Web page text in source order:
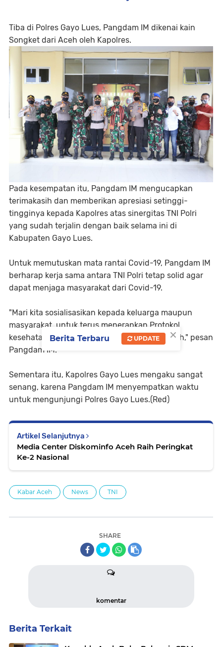
Tiba di Polres Gayo Lues, Pangdam IM dikenai kain
Songket dari Aceh oleh Kapolres.
Pada kesempatan itu, Pangdam IM mengucapkan
terimakasih dan memberikan apresiasi setinggi-
tingginya kepada Kapolres atas sinergitas TNI Polri
yang sudah terjalin dengan baik selama ini di
Kabupaten Gayo Lues.
Untuk memutuskan mata rantai Covid-19, Pangdam IM
berharap kerja sama antara TNI Polri tetap solid agar
dapat menjaga masyarakat dari Covid-19.
"Mari kita sosialisasikan kepada keluarga maupun
masyarakat, untuk terus menerapkan Protokol
kesehatan yang telah diintruksikan Pemerintah," pesan
Pangdam IM.
Sementara itu, Kapolres Gayo Lues mengaku sangat
senang, karena Pangdam IM menyempatkan waktu
untuk mengunjungi Polres Gayo Lues.(Red)
Artikel Selanjutnya
Media Center Diskominfo Aceh Raih Peringkat
Ke-2 Nasional
Kabar Aceh News TNI
SHARE
komentar
Berita Terkait
×
Berita Terbaru UPDATE